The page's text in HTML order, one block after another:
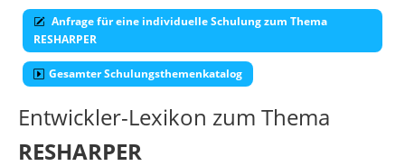
Anfrage für eine individuelle Schulung zum Thema
RESHARPER
Gesamter Schulungsthemenkatalog
Entwickler-Lexikon zum Thema
RESHARPER